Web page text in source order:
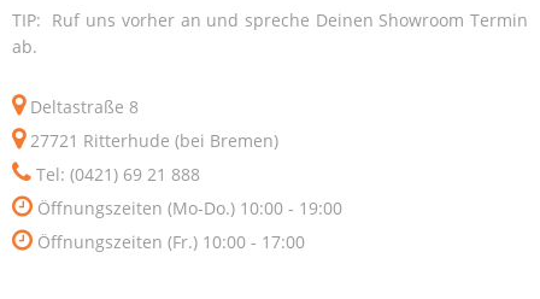
TIP: Ruf uns vorher an und spreche Deinen Showroom Termin
ab.
Deltastraße 8
27721 Ritterhude (bei Bremen)
Tel: (0421) 69 21 888
Öffnungszeiten (Mo-Do.) 10:00 - 19:00
Öffnungszeiten (Fr.) 10:00 - 17:00